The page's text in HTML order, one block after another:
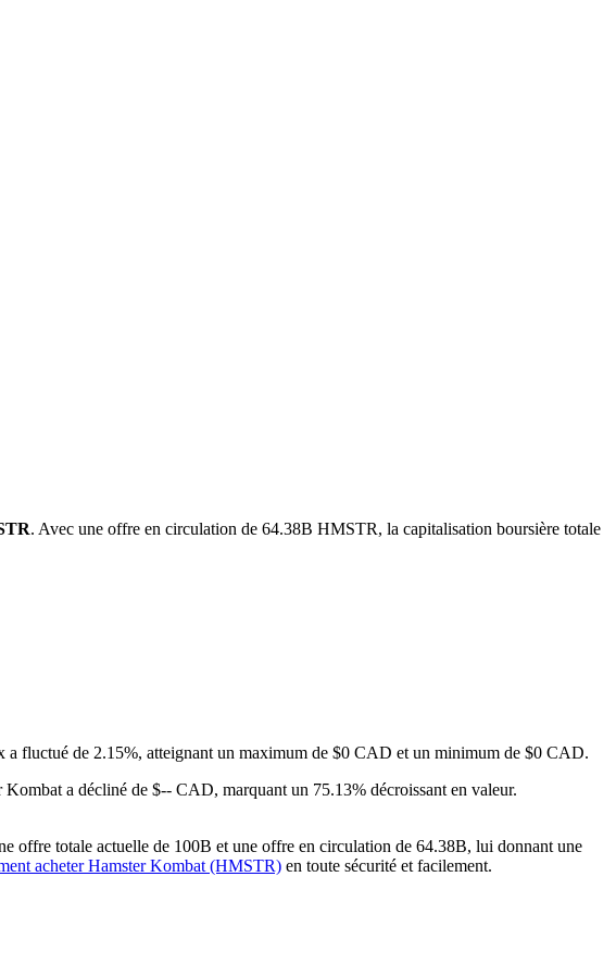
. Avec une offre en circulation de 64.38B HMSTR, la capitalisation boursière totale
a fluctué de 2.15%, atteignant un maximum de $0 CAD et un minimum de $0 CAD.
Kombat a décliné de $-- CAD, marquant un 75.13% décroissant en valeur.
offre totale actuelle de 100B et une offre en circulation de 64.38B, lui donnant une
acheter Hamster Kombat (HMSTR) en toute sécurité et facilement.